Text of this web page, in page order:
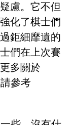
慮。它不但
化了棋士們
鉅細靡遺的
們在上次賽
多關於
參考